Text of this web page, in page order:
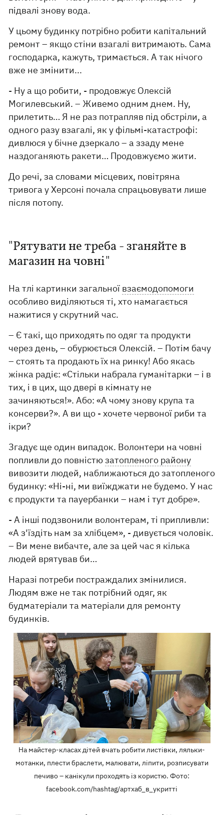
підвалі знову вода.
У цьому будинку потрібно робити капітальний
ремонт – якщо стіни взагалі витримають. Сама
господарка, кажуть, тримається. А так нічого
вже не змінити...
- Ну а що робити, - продовжує Олексій
Могилевський. – Живемо одним днем. Ну,
прилетить… Я не раз потрапляв під обстріли, а
одного разу взагалі, як у фільмі-катастрофі:
дивлюся у бічне дзеркало – а ззаду мене
наздоганяють ракети… Продовжуємо жити.
До речі, за словами місцевих, повітряна
тривога у Херсоні почала спрацьовувати лише
після потопу.
"Рятувати не треба - зганяйте в
магазин на човні"
На тлі картинки загальної взаємодопомоги
особливо виділяються ті, хто намагається
нажитися у скрутний час.
– Є такі, що приходять по одяг та продукти
через день, – обурюється Олексій. – Потім бачу
– стоять та продають їх на ринку! Або якась
жінка радіє: «Стільки набрала гуманітарки – і в
тих, і в цих, що двері в кімнату не
зачиняються!». Або: «А чому знову крупа та
консерви?». А ви що - хочете червоної риби та
ікри?
Згадує ще один випадок. Волонтери на човні
попливли до повністюзатопленого району
вивозити людей, наближаються до затопленого
будинку: «Ні-ні, ми виїжджати не будемо. У нас
є продукти та пауербанки – нам і тут добре».
- А інші подзвонили волонтерам, ті припливли:
«А з'їздіть нам за хлібцем», - дивується чоловік.
– Ви мене вибачте, але за цей час я кілька
людей врятував би…
Наразі потреби постраждалих змінилися.
Людям вже не так потрібний одяг, як
будматеріали та матеріали для ремонту
будинків.
На майстер-класах дітей вчать робити листівки, ляльки-
мотанки, плести браслети, малювати, ліпити, розписувати
печиво – канікули проходять із користю. Фото:
facebook.com/hashtag/артхаб_в_укритті